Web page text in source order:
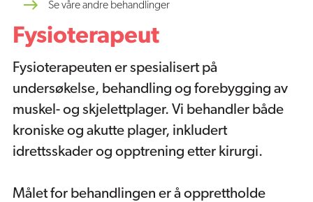
Osteopat
Akupunktur
Redcord / Medisinsk treningsterapi
Se våre andre behandlinger
Fysioterapeut
Fysioterapeuten er spesialisert på
undersøkelse, behandling og forebygging av
muskel- og skjelettplager. Vi behandler både
kroniske og akutte plager, inkludert
idrettsskader og opptrening etter kirurgi.
Målet for behandlingen er å opprettholde